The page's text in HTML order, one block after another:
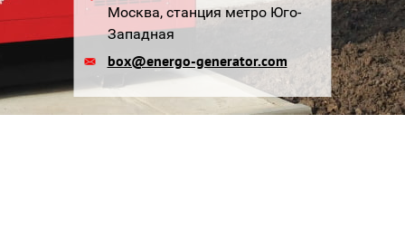
Москва, станция метро Юго-
Западная
box@energo-generator.com